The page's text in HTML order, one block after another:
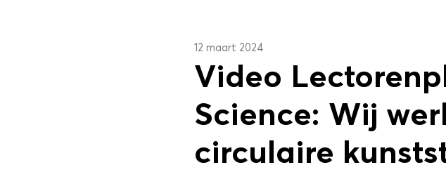
12 maart 2024
Video
Science: Wij
circulaire